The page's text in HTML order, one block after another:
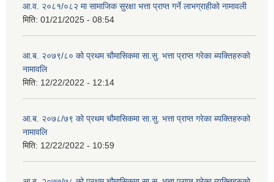
आ.व. २०८१/०८२ मा सामाजिक सुरक्षा भत्ता प्राप्त गर्ने लाभग्राहीको नामावली
मिति: 01/21/2025 - 08:54
आ.ब. २०७९/८० को प्रथम चौमासिकमा सा.सु. भत्ता प्राप्त गरेका ब्यक्तिहरुको
नामावलि
मिति: 12/22/2022 - 12:14
आ.ब. २०७८/७९ को प्रथम चौमासिकमा सा.सु. भत्ता प्राप्त गरेका ब्यक्तिहरुको
नामावलि
मिति: 12/22/2022 - 10:59